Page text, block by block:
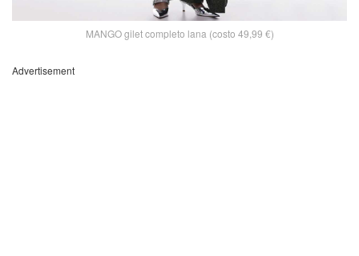
MANGO gilet completo lana (costo 49,99 €)
Advertisement